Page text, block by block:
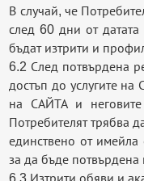
В случай, че
след 60 дни от
бъдат изтрити и
6.2 След потвърдена
достъп до услугите
на САЙТА и
Потребителят трябва
единствено от имейла
за да бъде потвърдена
6.3 Изтрити обяви и